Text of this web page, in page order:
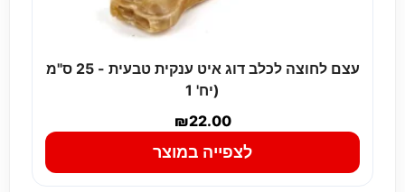
עצם לחוצה לכלב דוג איט ענקית טבעית - 25 ס"מ
(יח' 1
₪22.00
לצפייה במוצר